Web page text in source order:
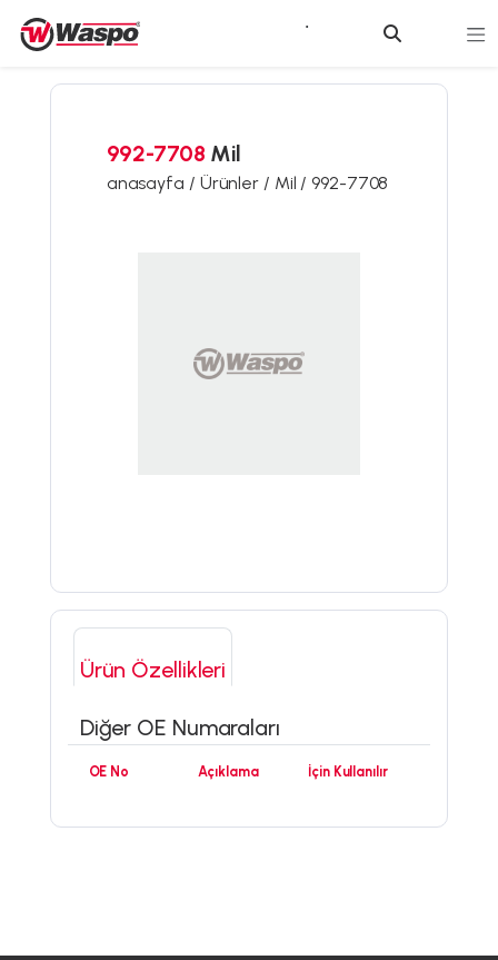
992-7708 Mil
anasayfa / Ürünler / Mil /992-7708
Ürün Özellikleri
Diğer OE Numaraları
OE No Açıklama İçin Kullanılır